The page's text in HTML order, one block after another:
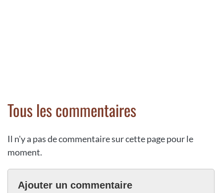
Tous les commentaires
Il n'y a pas de commentaire sur cette page pour le
moment.
Ajouter un commentaire